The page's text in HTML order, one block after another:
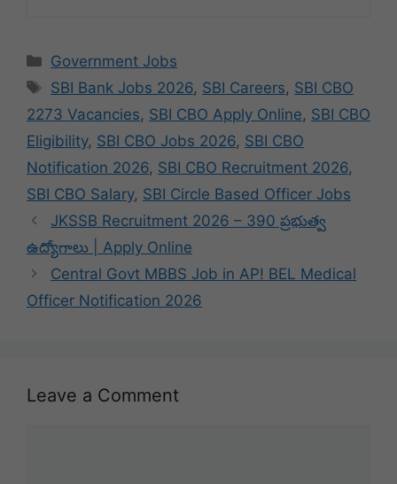
Categories
Government Jobs
Tags
SBI Bank Jobs 2026, SBI Careers, SBI CBO
2273 Vacancies, SBI CBO Apply Online, SBI CBO
Eligibility, SBI CBO Jobs 2026, SBI CBO
Notification 2026, SBI CBO Recruitment 2026,
SBI CBO Salary, SBI Circle Based Officer Jobs
JKSSB Recruitment 2026 – 390 ప్రభుత్వ
ఉద్యోగాలు | Apply Online
Central Govt MBBS Job in AP! BEL Medical
Officer Notification 2026
Leave a Comment